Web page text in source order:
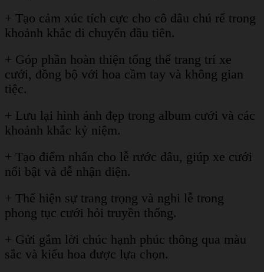
+ Tạo cảm xúc tích cực cho cô dâu chú rể trong
khoảnh khắc di chuyển đầu tiên.
+ Góp phần hoàn thiện tổng thể trang trí xe
cưới, đồng bộ với hoa cầm tay và không gian
tiệc.
+ Lưu lại hình ảnh đẹp trong album cưới và các
khoảnh khắc kỷ niệm.
+ Tạo điểm nhấn cho lễ rước dâu, giúp xe cưới
nổi bật và dễ nhận diện.
+ Thể hiện sự trang trọng và nghi lễ trong
phong tục cưới hỏi truyền thống.
+ Gửi gắm lời chúc hạnh phúc thông qua màu
sắc và kiểu hoa được lựa chọn.